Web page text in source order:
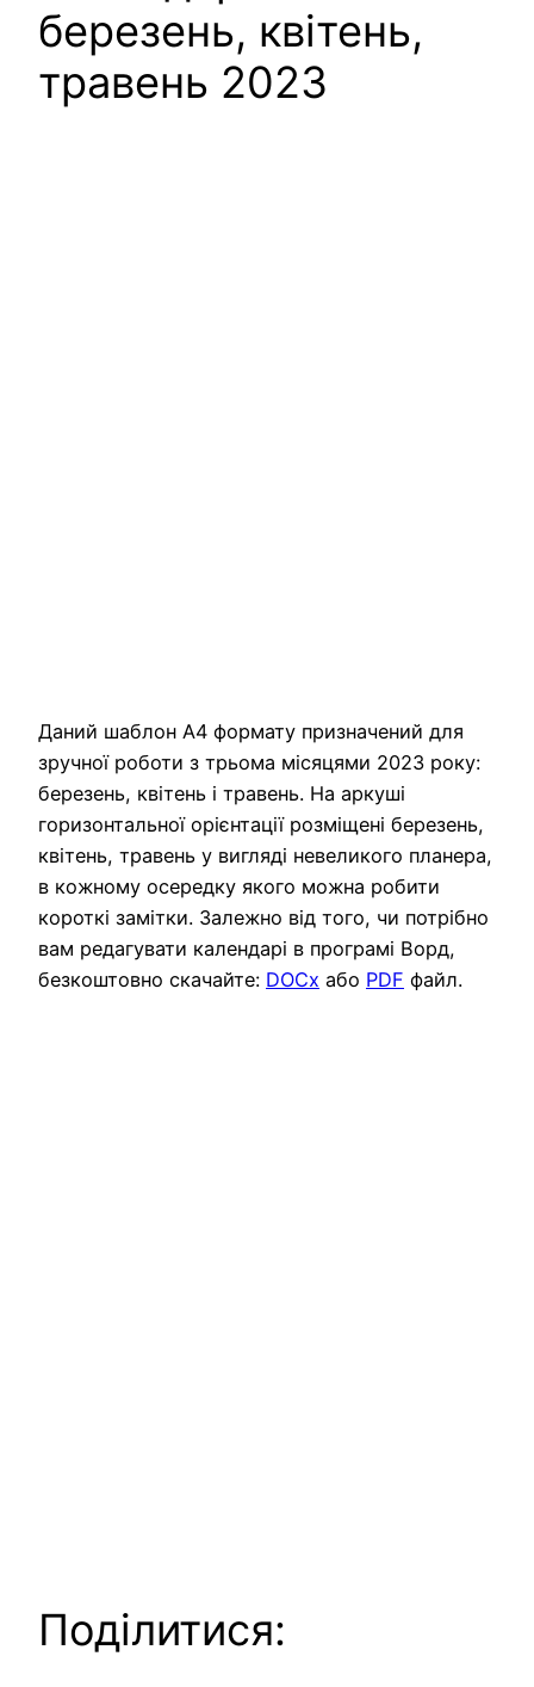
березень, квітень,
травень 2023
Даний шаблон А4 формату призначений для
зручної роботи з трьома місяцями 2023 року:
березень, квітень і травень. На аркуші
горизонтальної орієнтації розміщені березень,
квітень, травень у вигляді невеликого планера,
в кожному осередку якого можна робити
короткі замітки. Залежно від того, чи потрібно
вам редагувати календарі в програмі Ворд,
безкоштовно скачайте: DOCx або PDF файл.
Поділитися: